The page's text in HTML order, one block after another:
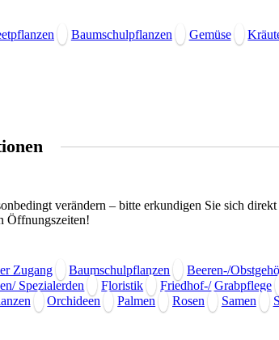
Baumschulpflanzen Gemüse
verändern – bitte erkundigen Sie sich
Öffnungszeiten!
Zugang Baumschulpflanzen Beeren-/
Spezialerden Floristik Friedhof-/ Grabpflege
Orchideen Palmen Rosen Samen